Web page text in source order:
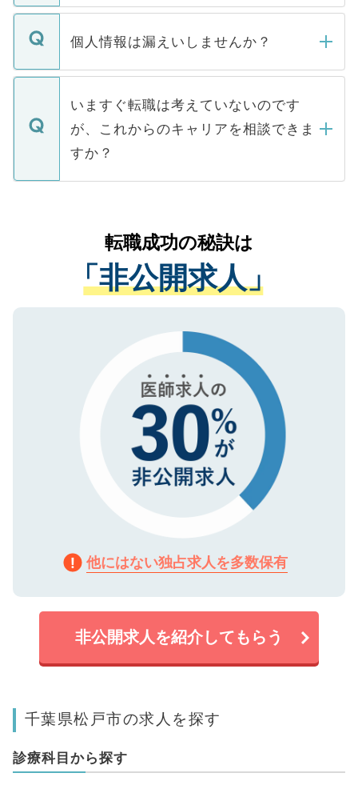
ません。
■応募殺到を避けるため 人気のある医療機
関を公にしてしまうと、応募が殺到する場
に、医療機関が求める条件に合った人材の
みを人材紹介会社に依頼するケースが増え
ています。
転職・入職を強要することは一切ありませ
ん。また、仮に応募先から内定をいただい
定を承諾する必要はありません。内定先へ
の辞退の連絡はキャリアパートナーが行い
個人情報は漏えいしませんか？
個人情報が漏えいすることはありませんの
で、ご安心ください。当サイトからの登録
などで収集したご登録者様の個人情報は、
ご本人のキャリアアップおよび転職活動の
支援を目的に使用いたします。お預かりし
ているすべての個人データはご本人の許可
は、個人情報の取り扱いについての厳密な
管理基準を満たした事業者のみに付与され
る、プライバシーマークを取得済みです。
で、機密保持に関してもご安心ください。
いますぐ転職は考えていないのです
が、これからのキャリアを相談できま
すか？
かがいして、現在の医療機関の状況や紹介
経験をまじえながら、適切なアドバイスを
させていただきます。すぐにご転職をされ
ない方には、長期的なサポートが可能です
ので、まずはご登録ください。
転職成功の秘訣は
「非公開求人」
他にはない独占求人を多数保有
非公開求人を紹介してもらう
千葉県松戸市の求人を探す
診療科目から探す